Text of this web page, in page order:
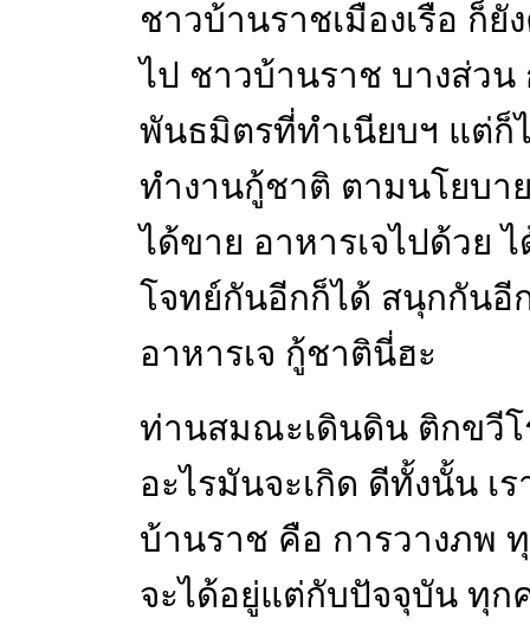
ชาวบ้านราชเมืองเรือ ก็ยั
ไป ชาวบ้านราช บางส่ว
พันธมิตรที่ทำเนียบฯ แต่ก็
ทำงานกู้ชาติ ตามนโยบา
ได้ขาย อาหารเจไปด้วย
โจทย์กันอีกก็ได้ สนุกกันอี
อาหารเจ กู้ชาตินี่ฮะ
ท่านสมณะเดินดิน ติกขวีโ
อะไรมันจะเกิด ดีทั้งนั้น
บ้านราช คือ การวางภพ
จะได้อยู่แต่กับปัจจุบัน ทุก